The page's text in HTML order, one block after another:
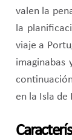
valen la
la
viaje a
imaginabas
en la Isla de